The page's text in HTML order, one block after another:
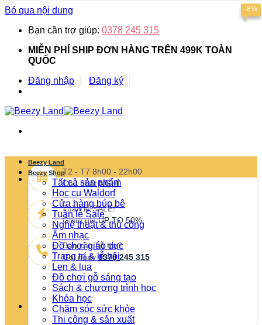
Bỏ qua nội dung
Bạn cần trợ giúp: 0378 245 315
MIỄN PHÍ SHIP ĐƠN HÀNG TRÊN 499K TOÀN
QUỐC
Đăng nhập
Đăng ký
T2 - T7 8h00 - 22h00
Chủ nhậtNGHỈ
Tuần lễ SALE!
Giảm giáUP TO 50%
Bạn cần hỗ trợ?
Gọi ngay 0378 245 315
Beezy Land
Beezy Shop
Tất cả sản phẩm
Học cụ Waldorf
Cửa hàng búp bê
Tuần lễ Sale
Nghệ thuật & thủ công
Âm nhạc
Đồ chơi giáo dục
Trang trí & lễ hội
Len & lụa
Đồ chơi gỗ sáng tạo
Sách & chương trình học
Khóa học
Chăm sóc sức khỏe
Thi công & sản xuất
-8%